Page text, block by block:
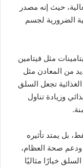
حيث إنه مصدر
الضرورية لجسم
مثل فيتامين
من المعادن مثل
تجعل السلق
وزيادة تناول
بل يمتد تأثيره
ودعم صحة العظام،
خيارًا مثاليًا